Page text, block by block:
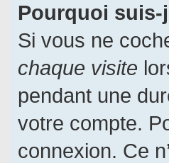
Pourquoi
Si vous ne
chaque visite
pendant une
votre compte.
connexion. Ce